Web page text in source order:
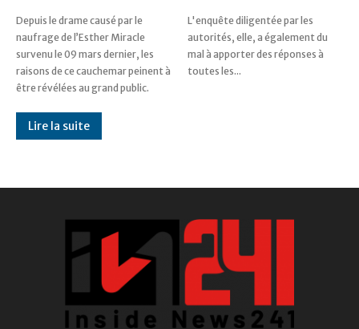
Depuis le drame causé par le
naufrage de l’Esther Miracle
survenu le 09 mars dernier, les
raisons de ce cauchemar peinent à
être révélées au grand public.
L'enquête diligentée par les
autorités, elle, a également du
mal à apporter des réponses à
toutes les...
Lire la suite